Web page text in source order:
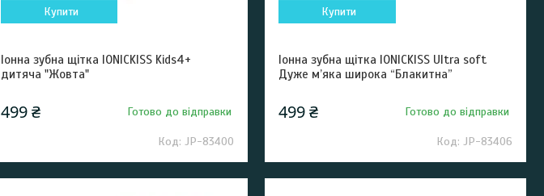
Купити
Іонна зубна щітка IONICKISS Kids4+
дитяча "Жовта"
499 ₴ Готово до відправки
JP-83400
Купити
Іонна зубна щітка IONICKISS Ultra soft
Дуже м’яка широка “Блакитна”
499 ₴ Готово до відправки
JP-83406